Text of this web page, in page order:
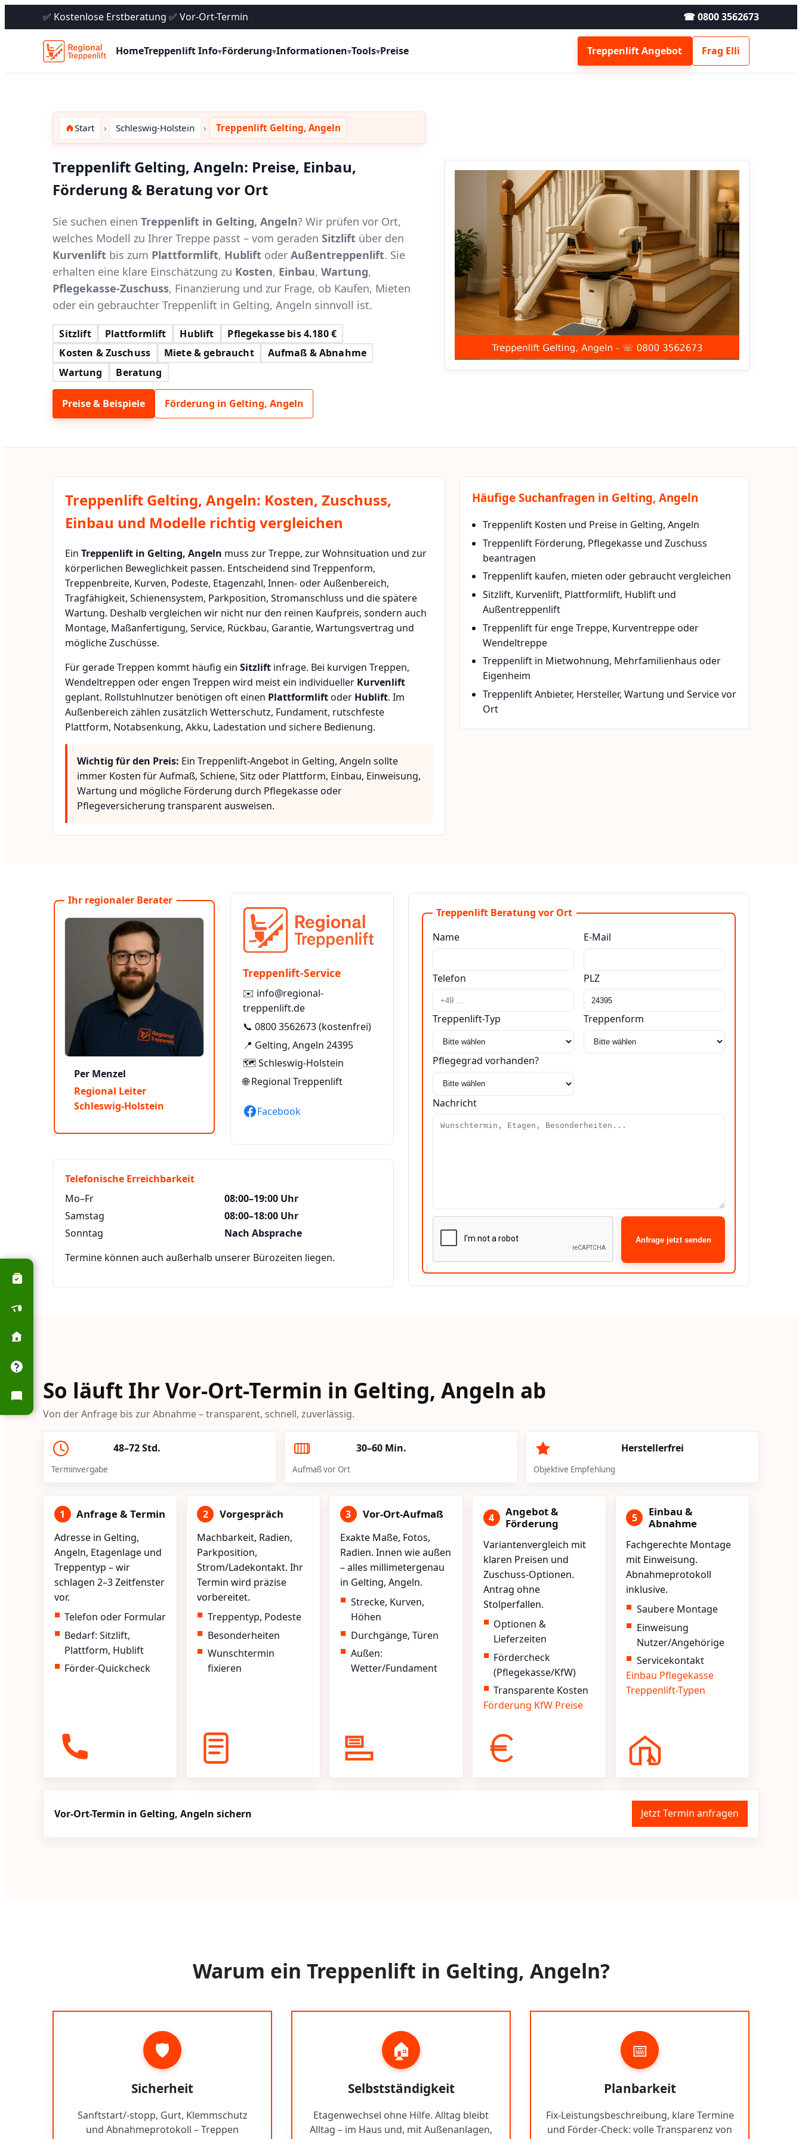
✅ Kostenlose Erstberatung ✅ Vor-Ort-Termin ☎ 0800 3562673
HomeTreppenlift Info▾Förderung▾Informationen▾Tools▾Preise Treppenlift Angebot Frag Elli
Start Schleswig-Holstein Treppenlift Gelting, Angeln
Treppenlift Gelting, Angeln: Preise, Einbau,
Förderung & Beratung vor Ort
Sie suchen einen Treppenlift in Gelting, Angeln? Wir prüfen vor Ort,
welches Modell zu Ihrer Treppe passt – vom geraden Sitzlift über den
Kurvenlift bis zum Plattformlift, Hublift oder Außentreppenlift. Sie
erhalten eine klare Einschätzung zu Kosten, Einbau, Wartung,
Pflegekasse-Zuschuss, Finanzierung und zur Frage, ob Kaufen, Mieten
oder ein gebrauchter Treppenlift in Gelting, Angeln sinnvoll ist.
Sitzlift Plattformlift Hublift
Pflegekasse bis 4.180 €
Kosten & Zuschuss
Miete & gebraucht
Aufmaß & Abnahme
Wartung
Beratung
Preise & Beispiele Förderung in Gelting, Angeln
Treppenlift Gelting, Angeln: Kosten, Zuschuss,
Einbau und Modelle richtig vergleichen
Ein Treppenlift in Gelting, Angeln muss zur Treppe, zur Wohnsituation und zur
körperlichen Beweglichkeit passen. Entscheidend sind Treppenform,
Treppenbreite, Kurven, Podeste, Etagenzahl, Innen- oder Außenbereich,
Tragfähigkeit, Schienensystem, Parkposition, Stromanschluss und die spätere
Wartung. Deshalb vergleichen wir nicht nur den reinen Kaufpreis, sondern auch
Montage, Maßanfertigung, Service, Rückbau, Garantie, Wartungsvertrag und
mögliche Zuschüsse.
Für gerade Treppen kommt häufig ein Sitzlift infrage. Bei kurvigen Treppen,
Wendeltreppen oder engen Treppen wird meist ein individueller Kurvenlift
geplant. Rollstuhlnutzer benötigen oft einen Plattformliftoder Hublift. Im
Außenbereich zählen zusätzlich Wetterschutz, Fundament, rutschfeste
Plattform, Notabsenkung, Akku, Ladestation und sichere Bedienung.
Wichtig für den Preis: Ein Treppenlift-Angebot in Gelting, Angeln sollte
immer Kosten für Aufmaß, Schiene, Sitz oder Plattform, Einbau, Einweisung,
Wartung und mögliche Förderung durch Pflegekasse oder
Pflegeversicherung transparent ausweisen.
Häufige Suchanfragen in Gelting, Angeln
Treppenlift Kosten und Preise in Gelting, Angeln
Treppenlift Förderung, Pflegekasse und Zuschuss
beantragen
Treppenlift kaufen, mieten oder gebraucht vergleichen
Sitzlift, Kurvenlift, Plattformlift, Hublift und
Außentreppenlift
Treppenlift für enge Treppe, Kurventreppe oder
Wendeltreppe
Treppenlift in Mietwohnung, Mehrfamilienhaus oder
Eigenheim
Treppenlift Anbieter, Hersteller, Wartung und Service vor
Ort
Ihr regionaler Berater
Per Menzel
Regional Leiter
Schleswig-Holstein
Treppenlift-Service
✉️ info@regional-
treppenlift.de
📞 0800 3562673(kostenfrei)
📍 Gelting, Angeln 24395
🗺️ Schleswig-Holstein
🌐Regional Treppenlift
Facebook
Telefonische Erreichbarkeit
Mo–Fr
08:00–19:00 Uhr
Samstag
08:00–18:00 Uhr
Sonntag
Nach Absprache
Termine können auch außerhalb unserer Bürozeiten liegen.
Treppenlift Beratung vor Ort
Name
E-Mail
Telefon PLZ
Treppenlift-Typ Treppenform
Pflegegrad vorhanden?
Nachricht
Anfrage jetzt senden
So läuft Ihr Vor-Ort-Termin in Gelting, Angeln ab
Von der Anfrage bis zur Abnahme – transparent, schnell, zuverlässig.
48–72 Std.
Terminvergabe
30–60 Min.
Aufmaß vor Ort
Herstellerfrei
Objektive Empfehlung
1 Anfrage & Termin
Adresse in Gelting,
Angeln, Etagenlage und
Treppentyp – wir
schlagen 2–3 Zeitfenster
vor.
Telefon oder Formular
Bedarf: Sitzlift,
Plattform, Hublift
Förder-Quickcheck
2 Vorgespräch
Machbarkeit, Radien,
Parkposition,
Strom/Ladekontakt. Ihr
Termin wird präzise
vorbereitet.
Treppentyp, Podeste
Besonderheiten
Wunschtermin
fixieren
3 Vor-Ort-Aufmaß
Exakte Maße, Fotos,
Radien. Innen wie außen
– alles millimetergenau
in Gelting, Angeln.
Strecke, Kurven,
Höhen
Durchgänge, Türen
Außen:
Wetter/Fundament
4
Angebot &
Förderung
Variantenvergleich mit
klaren Preisen und
Zuschuss-Optionen.
Antrag ohne
Stolperfallen.
Optionen &
Lieferzeiten
Fördercheck
(Pflegekasse/KfW)
Transparente Kosten
Förderung KfW Preise
5
Einbau &
Abnahme
Fachgerechte Montage
mit Einweisung.
Abnahmeprotokoll
inklusive.
Saubere Montage
Einweisung
Nutzer/Angehörige
Servicekontakt
Einbau Pflegekasse
Treppenlift-Typen
Vor-Ort-Termin in Gelting, Angeln sichern Jetzt Termin anfragen
Warum ein Treppenlift in Gelting, Angeln?
🛡️
Sicherheit
Sanftstart/-stopp, Gurt, Klemmschutz
und Abnahmeprotokoll – Treppen
🏠
Selbstständigkeit
Etagenwechsel ohne Hilfe. Alltag bleibt
Alltag – im Haus und, mit Außenanlagen,
📅
Planbarkeit
Fix-Leistungsbeschreibung, klare Termine
und Förder-Check: volle Transparenz von